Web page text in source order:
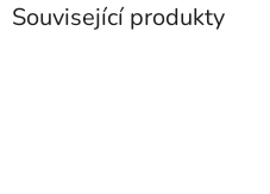
Související produkty